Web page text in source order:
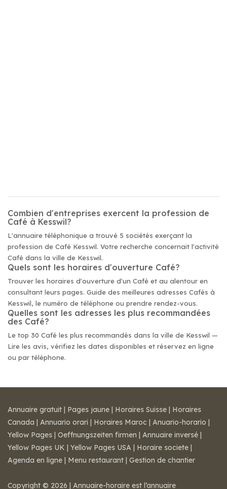
Combien d'entreprises exercent la profession de
Café à Kesswil?
L'annuaire téléphonique a trouvé 5 sociétés exerçant la
profession de Café Kesswil. Votre recherche concernait l'activité
Café dans la ville de Kesswil.
Quels sont les horaires d'ouverture Café?
Trouver les horaires d'ouverture d'un Café et au alentour en
consultant leurs pages. Guide des meilleures adresses Cafés à
Kesswil, le numéro de téléphone ou prendre rendez-vous.
Quelles sont les adresses les plus recommandées
des Café?
Le top 30 Café les plus recommandés dans la ville de Kesswil —
Lire les avis, vérifiez les dates disponibles et réservez en ligne
ou par téléphone.
Annuaire gratuit | Pages jaune | Horaires Suisse | Horaires
Canada | Annuario orari | Horaires Maroc | Anuario-horario |
Yellow Pages | Oeffnungszeiten firmen | Annuaire inversé |
Yellow Pages UK | Yellow Pages USA | Horaire societe |
Agenda en ligne | Menu restaurant | Gestion de chantier
Copyright © 2026 | Annuaire-horaire est l’annuaire